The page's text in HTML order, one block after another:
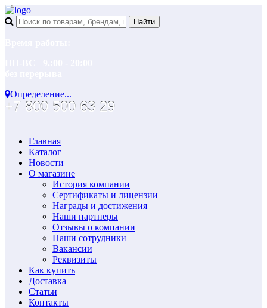
Определение...
+7 800 500 63 29
Главная
Каталог
Новости
О магазине
История компании
Сертификаты и лицензии
Награды и достижения
Наши партнеры
Отзывы о компании
Наши сотрудники
Вакансии
Реквизиты
Как купить
Доставка
Статьи
Контакты